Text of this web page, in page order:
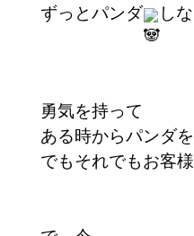
ずっとパンダ
し
勇気を持って
ある時からパンダを
でもそれでもお客